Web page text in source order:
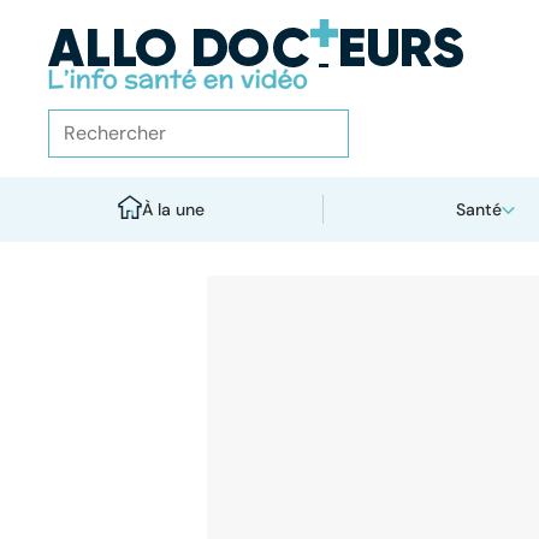
À la une Santé